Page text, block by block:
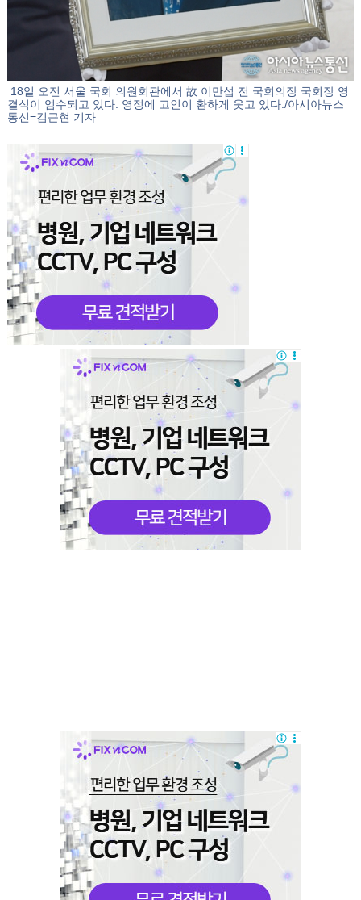
18일 오전 서울 국회 의원회관에서 故 이만섭 전 국회의장 국회장 영
결식이 엄수되고 있다. 영정에 고인이 환하게 웃고 있다./아시아뉴스
통신=김근현 기자